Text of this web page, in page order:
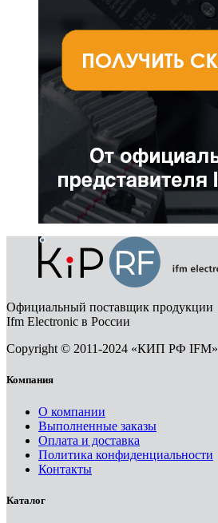
Официальный поставщик продукции
Ifm Electronic в России
Copyright © 2011-2024 «КИП РФ IFM»
Компания
О компании
Выполненные заказы
Оплата и доставка
Политика конфиденциальности
Контакты
Каталог